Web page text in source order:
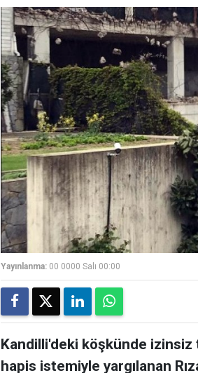
Yayınlanma: 00 0000 Salı 00:00
Kandilli'deki köşkünde izinsiz
hapis istemiyle yargılanan